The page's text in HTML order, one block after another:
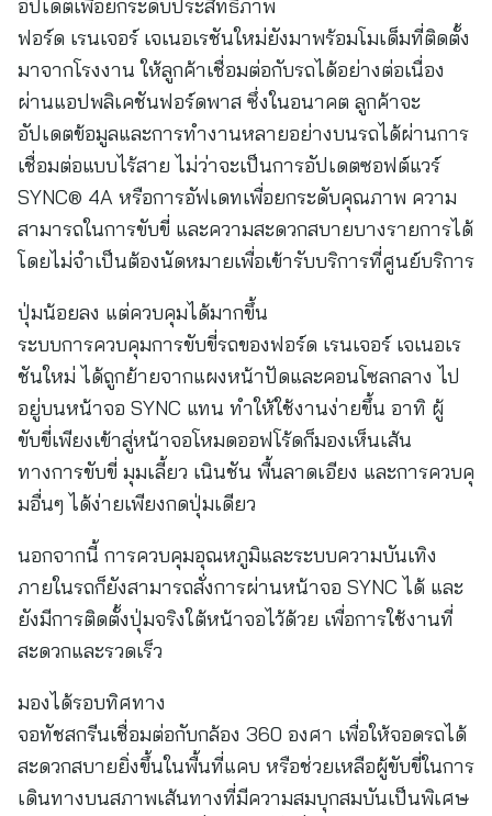
อัปเดตเพื่อยกระดับประสิทธิภาพ
ฟอร์ด เรนเจอร์ เจเนอเรชันใหม่ยังมาพร้อมโมเด็มที่ติดตั้ง
มาจากโรงงาน ให้ลูกค้าเชื่อมต่อกับรถได้อย่างต่อเนื่อง
ผ่านแอปพลิเคชันฟอร์ดพาส ซึ่งในอนาคต ลูกค้าจะ
อัปเดตข้อมูลและการทำงานหลายอย่างบนรถได้ผ่านการ
เชื่อมต่อแบบไร้สาย ไม่ว่าจะเป็นการอัปเดตซอฟต์แวร์
SYNC® 4A หรือการอัฟเดทเพื่อยกระดับคุณภาพ ความ
สามารถในการขับขี่ และความสะดวกสบายบางรายการได้
โดยไม่จำเป็นต้องนัดหมายเพื่อเข้ารับบริการที่ศูนย์บริการ
ปุ่มน้อยลง แต่ควบคุมได้มากขึ้น
ระบบการควบคุมการขับขี่รถของฟอร์ด เรนเจอร์ เจเนอเร
ชันใหม่ ได้ถูกย้ายจากแผงหน้าปัดและคอนโซลกลาง ไป
อยู่บนหน้าจอ SYNC แทน ทำให้ใช้งานง่ายขึ้น อาทิ ผู้
ขับขี่เพียงเข้าสู่หน้าจอโหมดออฟโร้ดก็มองเห็นเส้น
ทางการขับขี่ มุมเลี้ยว เนินชัน พื้นลาดเอียง และการควบคุ
มอื่นๆ ได้ง่ายเพียงกดปุ่มเดียว
นอกจากนี้ การควบคุมอุณหภูมิและระบบความบันเทิง
ภายในรถก็ยังสามารถสั่งการผ่านหน้าจอ SYNC ได้ และ
ยังมีการติดตั้งปุ่มจริงใต้หน้าจอไว้ด้วย เพื่อการใช้งานที่
สะดวกและรวดเร็ว
มองได้รอบทิศทาง
จอทัชสกรีนเชื่อมต่อกับกล้อง 360 องศา เพื่อให้จอดรถได้
สะดวกสบายยิ่งขึ้นในพื้นที่แคบ หรือช่วยเหลือผู้ขับขี่ในการ
เดินทางบนสภาพเส้นทางที่มีความสมบุกสมบันเป็นพิเศษ